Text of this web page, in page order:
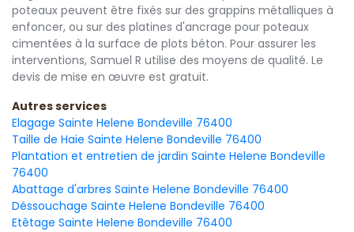
poteaux peuvent être fixés sur des grappins métalliques à
enfoncer, ou sur des platines d'ancrage pour poteaux
cimentées à la surface de plots béton. Pour assurer les
interventions, Samuel R utilise des moyens de qualité. Le
devis de mise en œuvre est gratuit.
Autres services
Elagage Sainte Helene Bondeville 76400
Taille de Haie Sainte Helene Bondeville 76400
Plantation et entretien de jardin Sainte Helene Bondeville
76400
Abattage d'arbres Sainte Helene Bondeville 76400
Déssouchage Sainte Helene Bondeville 76400
Etêtage Sainte Helene Bondeville 76400